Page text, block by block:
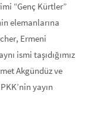
“Genç Kürtler”
elemanlarına
Ermeni
ismi taşıdığımız
Akgündüz ve
yayın